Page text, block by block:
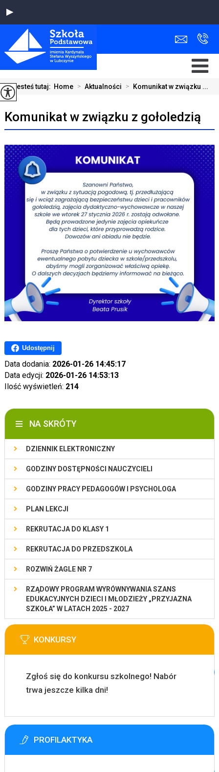
Jesteś tutaj: Home > Aktualności > Komunikat w związku ...
Komunikat w związku z gołoledzią
Udostępnij
Data dodania: 2026-01-26 14:45:17
Data edycji: 2026-01-26 14:53:13
Ilość wyświetleń: 214
NA SKRÓTY
DZIENNIK ELEKTRONICZNY
GODZINY DOSTĘPNOŚCI NAUCZYCIELI
GODZINY PRACY PEDAGOGÓW I PSYCHOLOGA
PLAN LEKCJI
REKRUTACJA DO KLASY 1
REKRUTACJA DO PRZEDSZKOLA
ROZWIŃ ŻAGLE NR 7
RZĄDOWY PROGRAM WYRÓWNYWANIA SZANS
EDUKACYJNYCH DZIECI I MŁODZIEŻY „PRZYJAZNA
SZKOŁA” W LATACH 2025 - 2027
KONKURSY
Zgłoś się do konkursu szkolnego! Nabór
trwa jeszcze kilka dni!
PROFILAKTYKA